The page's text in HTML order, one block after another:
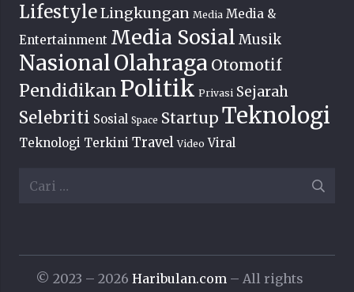
LifestyleLingkungan Media Media &
Entertainment Media Sosial Musik
NasionalOlahraga Otomotif
Pendidikan Politik Privasi Sejarah
Selebriti Sosial Space Startup Teknologi
Teknologi Terkini Travel Video Viral
Cari
© 2023 – 2026 Haribulan.com– All rights